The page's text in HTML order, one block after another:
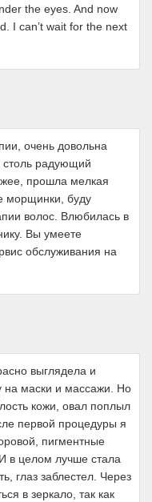
the eyes. And now
I can’t wait for the next
очень довольна
столь радующий
прошла мелкая
морщинки, буду
волос. Влюбилась в
Вы умеете
обслуживания на
выглядела и
на маски и массажи. Но
кожи, овал поплыл
первой процедуры я
пигментные
в целом лучше стала
глаз заблестел. Через
в зеркало, так как